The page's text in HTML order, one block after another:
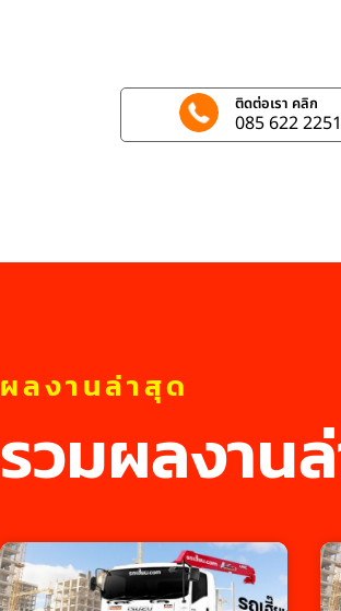
ติดต่อเรา คลิก
085 622 2251
ผลงานล่าสุด
รวมผลงาน